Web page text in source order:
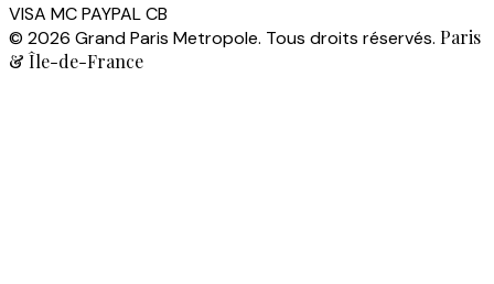
VISA MCPAYPALCB
© 2026 Grand Paris Metropole. Tous droits réservés. Paris
& Île-de-France